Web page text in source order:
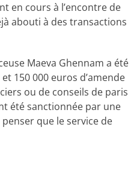
en cours à l’encontre de
abouti à des transactions
Maeva Ghennam a été
150 000 euros d’amende
ou de conseils de paris
été sanctionnée par une
que le service de